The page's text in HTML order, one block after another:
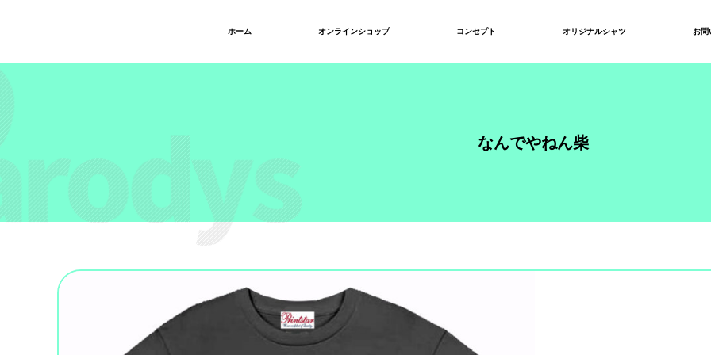
ホーム オンラインショップ コンセプト オリジナルシャツ お問
なんでやねん柴